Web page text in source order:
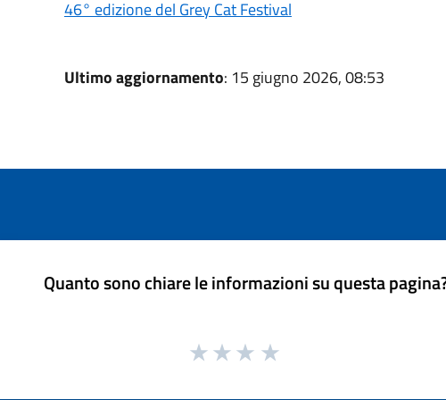
46° edizione del Grey Cat Festival
Ultimo aggiornamento: 15 giugno 2026, 08:53
Quanto sono chiare le informazioni su questa